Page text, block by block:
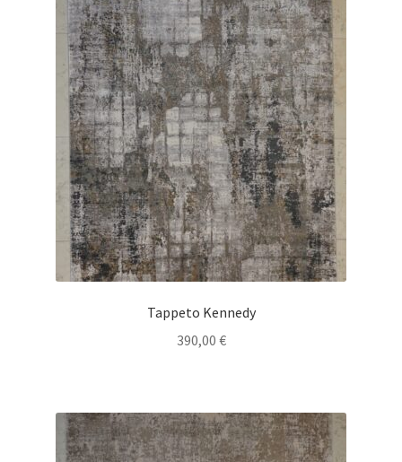
Tappeto Kennedy
390,00 €